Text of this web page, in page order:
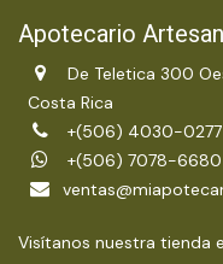
Apotecario
De Teletica 300
Costa Rica
+(506) 4030-0277
+(506) 7078-6680
Visítanos nuestra tienda